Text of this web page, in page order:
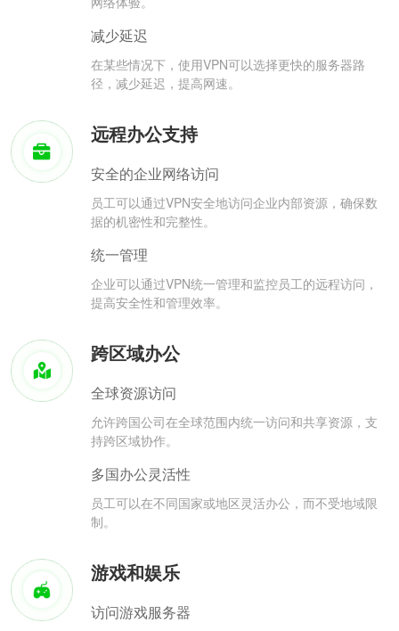
减少延迟
在某些情况下，使用VPN可以选择更快的服务器路
径，减少延迟，提高网速。
远程办公支持
安全的企业网络访问
员工可以通过VPN安全地访问企业内部资源，确保数
据的机密性和完整性。
统一管理
企业可以通过VPN统一管理和监控员工的远程访问，
提高安全性和管理效率。
跨区域办公
全球资源访问
允许跨国公司在全球范围内统一访问和共享资源，支
持跨区域协作。
多国办公灵活性
员工可以在不同国家或地区灵活办公，而不受地域限
制。
游戏和娱乐
访问游戏服务器